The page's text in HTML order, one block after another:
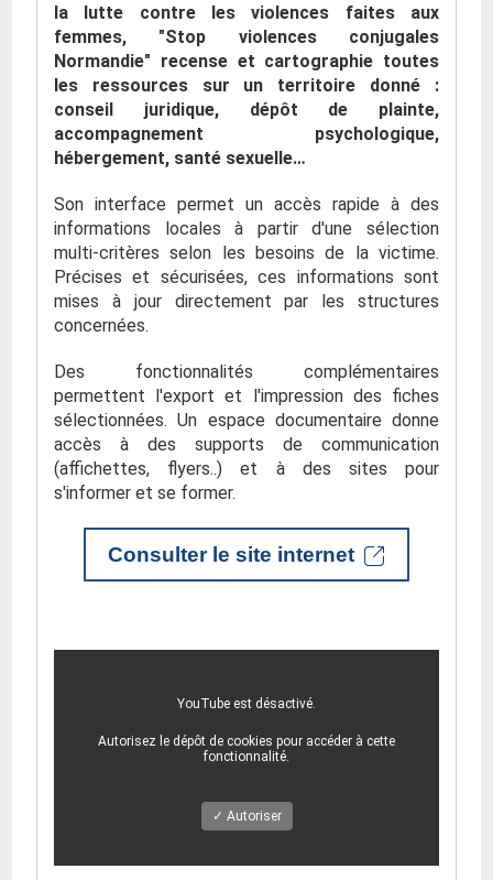
la lutte contre les violences faites aux
femmes, "Stop violences conjugales
Normandie" recense et cartographie toutes
les ressources sur un territoire donné :
conseil juridique, dépôt de plainte,
accompagnement psychologique,
hébergement, santé sexuelle…
Son interface permet un accès rapide à des
informations locales à partir d'une sélection
multi-critères selon les besoins de la victime.
Précises et sécurisées, ces informations sont
mises à jour directement par les structures
concernées.
Des fonctionnalités complémentaires
permettent l'export et l'impression des fiches
sélectionnées. Un espace documentaire donne
accès à des supports de communication
(affichettes, flyers..) et à des sites pour
s'informer et se former.
Consulter le site internet
YouTube est désactivé.
Autorisez le dépôt de cookies pour accéder à cette
fonctionnalité.
✓ Autoriser